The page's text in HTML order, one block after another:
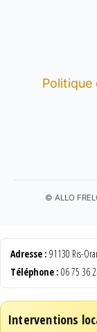
© ALLO
Adresse : 91130 Ris-
Téléphone : 06 75 36
Interventions